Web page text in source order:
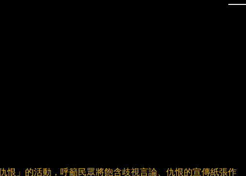
恨」的活動，呼籲民眾將飽含歧視言論、仇恨的宣傳紙張作